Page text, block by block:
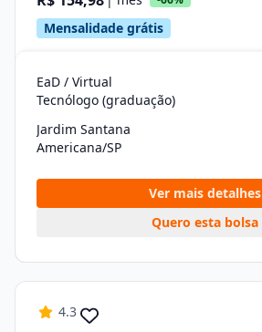
Mensalidade grátis
EaD / Virtual
Tecnólogo (graduação)
Jardim Santana
Americana/SP
Ver mais detalhes
Quero esta bolsa
4.3